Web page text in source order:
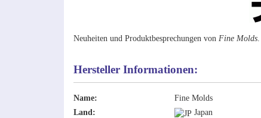
Neuheiten und Produktbesprechungen von Fine Molds.
Hersteller Informationen:
Name:
Fine Molds
Land:
Japan